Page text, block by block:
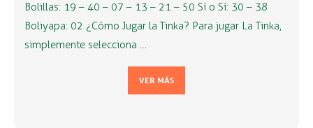
Bolillas: 19 – 40 – 07 – 13 – 21 – 50 Sí o Sí: 30 – 38
Boliyapa: 02 ¿Cómo Jugar la Tinka? Para jugar La Tinka,
simplemente selecciona …
VER MÁS